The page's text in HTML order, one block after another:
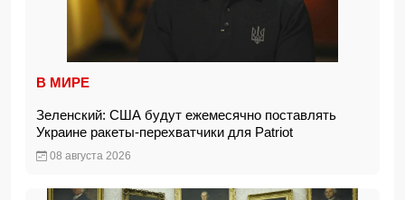
В МИРЕ
Зеленский: США будут ежемесячно поставлять
Украине ракеты-перехватчики для Patriot
08 августа 2026